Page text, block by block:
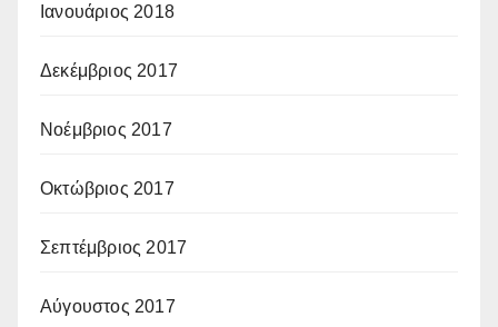
Ιανουάριος 2018
Δεκέμβριος 2017
Νοέμβριος 2017
Οκτώβριος 2017
Σεπτέμβριος 2017
Αύγουστος 2017